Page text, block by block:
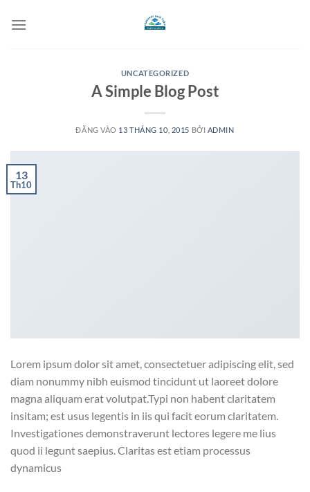
qua
UNCATEGORIZED
A Simple Blog Post
ĐĂNG VÀO 13 THÁNG 10, 2015 BỞI ADMIN
13
Th10
Lorem ipsum dolor sit amet, consectetuer adipiscing elit, sed
diam nonummy nibh euismod tincidunt ut laoreet dolore
magna aliquam erat volutpat.Typi non habent claritatem
insitam; est usus legentis in iis qui facit eorum claritatem.
Investigationes demonstraverunt lectores legere me lius
quod ii legunt saepius. Claritas est etiam processus
dynamicus